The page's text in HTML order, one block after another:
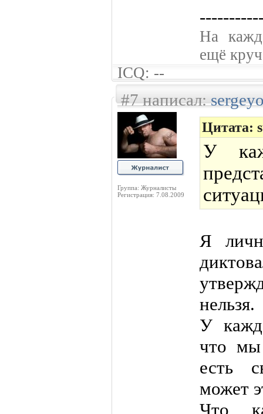
На
ещё
ICQ: --
#7 написал:
Группа: Журналисты
Регистрация: 7.08.2009
Цитата:
У
Я
нельзя.
У
что мы
есть
может
Что